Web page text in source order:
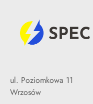
ul. Poziomkowa 11
Wrzosów